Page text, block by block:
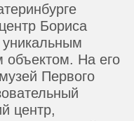
Бориса
объектом. На его
Первого
центр,